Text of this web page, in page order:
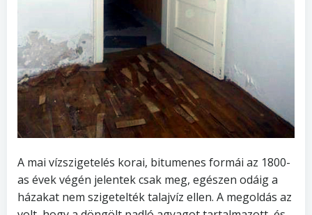
A mai vízszigetelés korai, bitumenes formái az 1800-
as évek végén jelentek csak meg, egészen odáig a
házakat nem szigetelték talajvíz ellen. A megoldás az